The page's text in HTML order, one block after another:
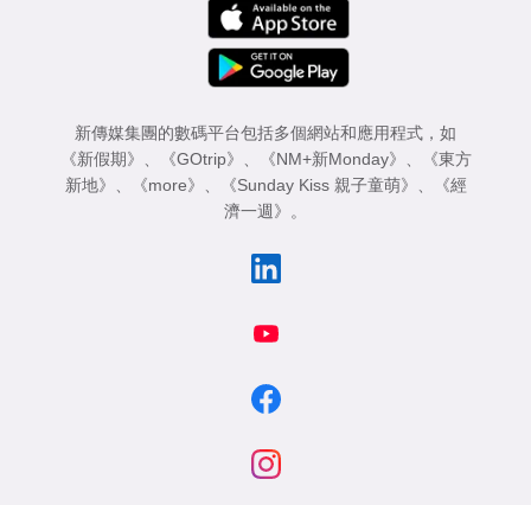
新傳媒集團的數碼平台包括多個網站和應用程式，如
《新假期》
《GOtrip》 《NM+新Monday》
《東方
新地》
《more》 《Sunday Kiss 親子童萌》
《經
濟一週》
。